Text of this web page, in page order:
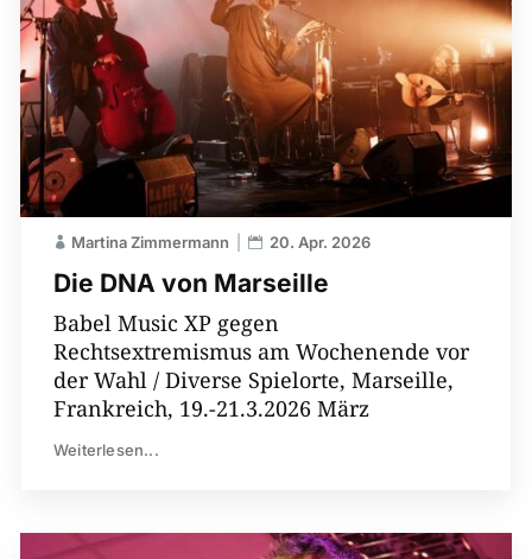
Die DNA von Marseille
Martina Zimmermann 20. Apr. 2026
Babel Music XP gegen
Rechtsextremismus am Wochenende vor
der Wahl / Diverse Spielorte, Marseille,
Frankreich, 19.-21.3.2026 März
Weiterlesen...